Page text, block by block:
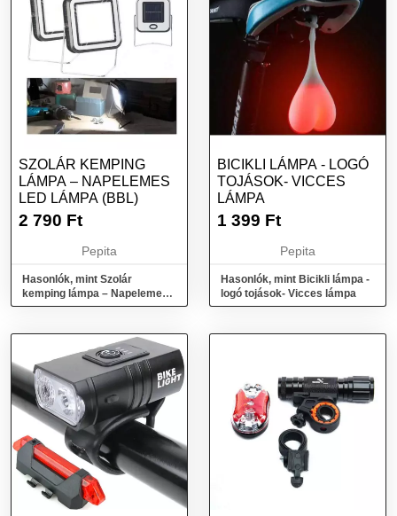
SZOLÁR KEMPING
LÁMPA – NAPELEMES
LED LÁMPA (BBL)
2 790 Ft
Pepita
Hasonlók, mint Szolár
kemping lámpa – Napelemes
led lámpa (BBL)
BICIKLI LÁMPA - LOGÓ
TOJÁSOK- VICCES
LÁMPA
1 399 Ft
Pepita
Hasonlók, mint Bicikli lámpa -
logó tojások- Vicces lámpa